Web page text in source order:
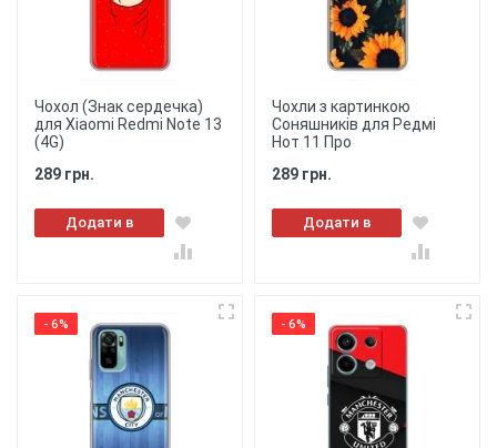
Чохол (Знак сердечка)
для Xiaomi Redmi Note 13
(4G)
289 грн.
Додати в
кошик
Чохли з картинкою
Соняшників для Редмі
Нот 11 Про
289 грн.
Додати в
кошик
- 6% - 6%